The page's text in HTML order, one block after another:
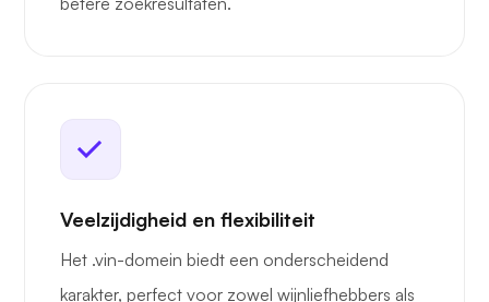
Veelzijdigheid en flexibiliteit
Het .vin-domein biedt een onderscheidend
karakter, perfect voor zowel wijnliefhebbers als